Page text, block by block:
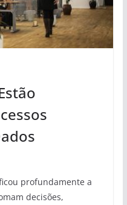
profundamente a
decisões,